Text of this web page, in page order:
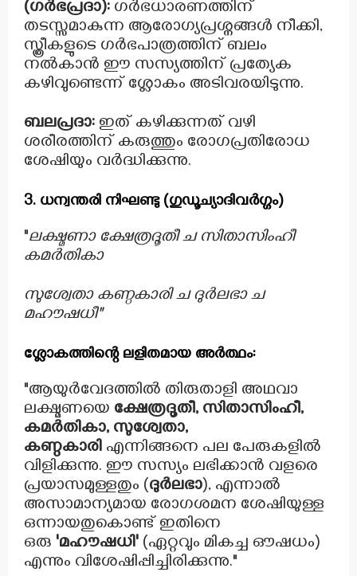
(ഗർഭപ്രദാ): ഗർഭധാരണത്തിന്
തടസ്സമാകുന്ന ആരോഗ്യപ്രശ്നങ്ങൾ നീക്കി,
സ്ത്രീകളുടെ ഗർഭപാത്രത്തിന് ബലം
നൽകാൻ ഈ സസ്യത്തിന് പ്രത്യേക
കഴിവുണ്ടെന്ന് ശ്ലോകം അടിവരയിടുന്നു.
ബലപ്രദാ: ഇത് കഴിക്കുന്നത് വഴി
ശരീരത്തിന് കരുത്തും രോഗപ്രതിരോധ
ശേഷിയും വർദ്ധിക്കുന്നു.
3. ധന്വന്തരി നിഘണ്ടു (ഗുഡൂച്യാദിവർഗ്ഗം)
"ലക്ഷ്മണാ ക്ഷേത്രദൂതീ ച സിതാസിംഹീ
കമർതികാ
സുശ്വേതാ കണ്ഠകാരി ച ദുർലഭാ ച
മഹൗഷധീ"
ശ്ലോകത്തിന്റെ ലളിതമായ അർത്ഥം:
"ആയുർവേദത്തിൽ തിരുതാളി അഥവാ
ലക്ഷ്മണയെ ക്ഷേത്രദൂതീ, സിതാസിംഹീ,
കമർതികാ, സുശ്വേതാ,
കണ്ഠകാരി എന്നിങ്ങനെ പല പേരുകളിൽ
വിളിക്കുന്നു. ഈ സസ്യം ലഭിക്കാൻ വളരെ
പ്രയാസമുള്ളതും (ദുർലഭാ), എന്നാൽ
അസാമാന്യമായ രോഗശമന ശേഷിയുള്ള
ഒന്നായതുകൊണ്ട് ഇതിനെ
ഒരു 'മഹൗഷധി' (ഏറ്റവും മികച്ച ഔഷധം)
എന്നും വിശേഷിപ്പിച്ചിരിക്കുന്നു."